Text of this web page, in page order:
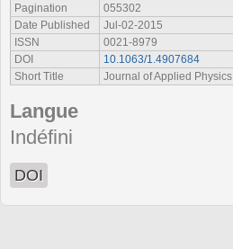
Pagination
055302
Date Published
Jul-02-2015
ISSN
0021-8979
DOI
10.1063/1.4907684
Short Title
Journal of Applied Physics
Langue
Indéfini
DOI